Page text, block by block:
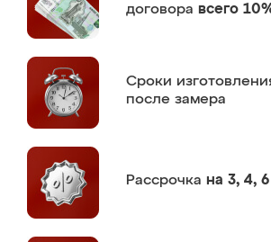
договора всего
Сроки
после замера
Рассрочка на 3, 4,